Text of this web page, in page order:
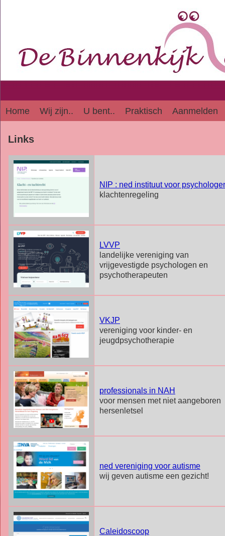
Home Wij zijn.. U bent.. Praktisch Aanmelden
Links
NIP : ned instituut voor
klachtenregeling
LVVP
landelijke vereniging van
vrijgevestigde psychologen en
psychotherapeuten
VKJP
vereniging voor kinder- en
jeugdpsychotherapie
professionals in NAH
voor mensen met niet aangeboren
hersenletsel
ned vereniging voor autisme
wij geven autisme een gezicht!
Caleidoscoop